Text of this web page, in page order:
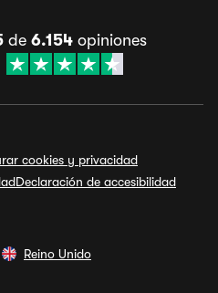
de 6.154 opiniones
cookies y privacidad
Declaración de accesibilidad
Reino Unido